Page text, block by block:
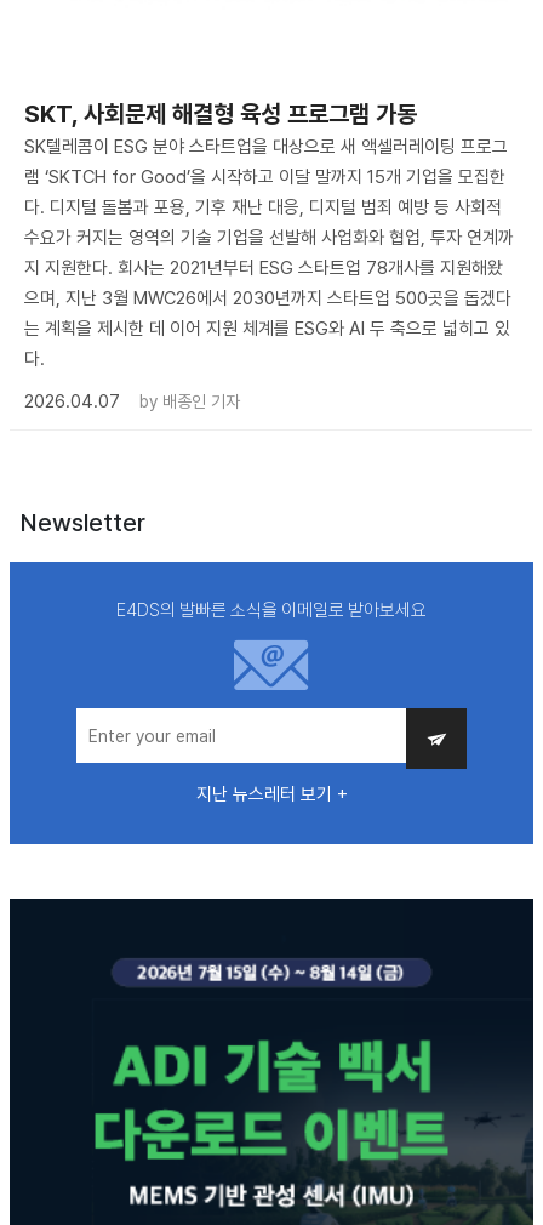
SKT, 사회문제 해결형 육성 프로그램 가동
SK텔레콤이 ESG 분야 스타트업을 대상으로 새 액셀러레이팅 프로그
램 ‘SKTCH for Good’을 시작하고 이달 말까지 15개 기업을 모집한
다. 디지털 돌봄과 포용, 기후 재난 대응, 디지털 범죄 예방 등 사회적
수요가 커지는 영역의 기술 기업을 선발해 사업화와 협업, 투자 연계까
지 지원한다. 회사는 2021년부터 ESG 스타트업 78개사를 지원해왔
으며, 지난 3월 MWC26에서 2030년까지 스타트업 500곳을 돕겠다
는 계획을 제시한 데 이어 지원 체계를 ESG와 AI 두 축으로 넓히고 있
다.
2026.04.07
by 배종인 기자
Newsletter
E4DS의 발빠른 소식을 이메일로 받아보세요
지난 뉴스레터 보기 +